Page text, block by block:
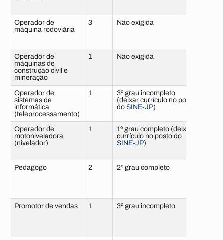
Operador de
máquina rodoviária
3 Não exigida
Operador de
máquinas de
construção civil e
mineração
1 Não exigida
Operador de
sistemas de
informática
(teleprocessamento)
1
3º grau incompleto
(deixar currículo no posto
do SINE-JP)
Operador de
motoniveladora
(nivelador)
1
1º grau completo (deixar
currículo no posto do
SINE-JP)
Pedagogo 2 2º grau completo
Promotor de vendas 1 3º grau incompleto